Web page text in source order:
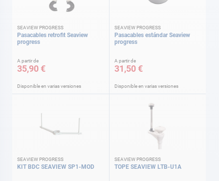
SEAVIEW PROGRESS
Pasacables retrofit Seaview
progress
A partir de
35,90 €
Disponible en varias versiones
SEAVIEW PROGRESS
Pasacables estándar Seaview
progress
A partir de
31,50 €
Disponible en varias versiones
SEAVIEW PROGRESS
KIT BDC SEAVIEW SP1-MOD
SEAVIEW PROGRESS
TOPE SEAVIEW LTB-U1A